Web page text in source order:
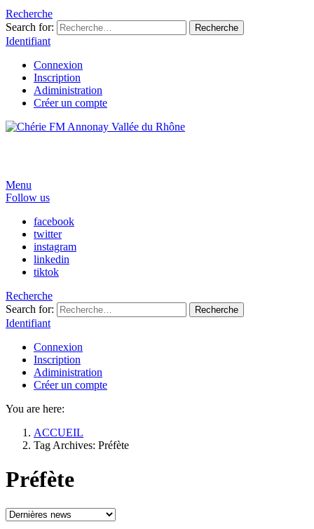
Recherche
Search for:
Recherche
Identifiant
Connexion
Inscription
Adiministration
Créer un compte
Menu
Follow us
facebook
twitter
instagram
linkedin
tiktok
Recherche
Search for:
Recherche
Identifiant
Connexion
Inscription
Adiministration
Créer un compte
You are here:
ACCUEIL
Tag Archives: Préfète
Préfète